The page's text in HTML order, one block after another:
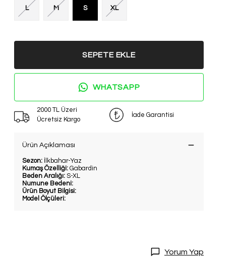
L M S XL
SEPETE EKLE
WHATSAPP
2000 TL Üzeri
Ücretsiz Kargo
İade Garantisi
Ürün Açıklaması
Sezon: İlkbahar-Yaz
Kumaş Özelliği: Gabardin
Beden Aralığı: S-XL
Numune Bedeni:
Ürün Boyut Bilgisi:
Model Ölçüleri:
Yorum Yap